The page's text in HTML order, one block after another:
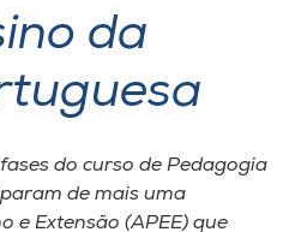
da
do curso de Pedagogia
de mais uma
e Extensão (APEE) que